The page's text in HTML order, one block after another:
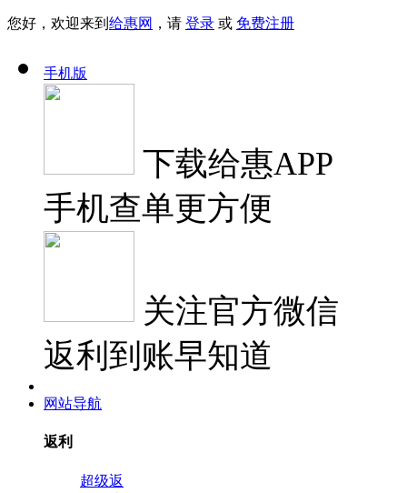
您好，欢迎来到 给惠网 ，请 登录 或 免费注册
手机版
下载给惠APP
手机查单更方便
关注官方微信
返利到账早知道
网站导航
返利
超级返